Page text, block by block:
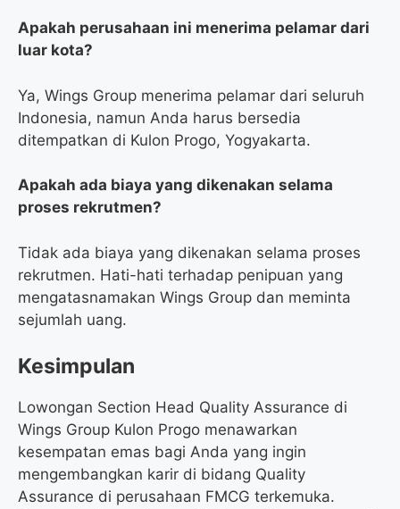
Apakah perusahaan ini menerima pelamar dari
luar kota?
Ya, Wings Group menerima pelamar dari seluruh
Indonesia, namun Anda harus bersedia
ditempatkan di Kulon Progo, Yogyakarta.
Apakah ada biaya yang dikenakan selama
proses rekrutmen?
Tidak ada biaya yang dikenakan selama proses
rekrutmen. Hati-hati terhadap penipuan yang
mengatasnamakan Wings Group dan meminta
sejumlah uang.
Kesimpulan
Lowongan Section Head Quality Assurance di
Wings Group Kulon Progo menawarkan
kesempatan emas bagi Anda yang ingin
mengembangkan karir di bidang Quality
Assurance di perusahaan FMCG terkemuka.